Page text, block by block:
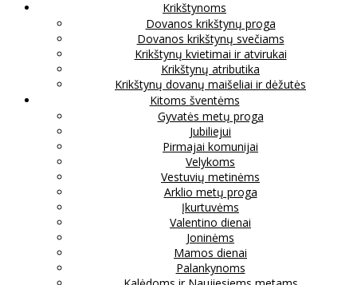
Krikštynoms
Dovanos krikštynų proga
Dovanos krikštynų svečiams
Krikštynų kvietimai ir atvirukai
Krikštynų atributika
Krikštynų dovanų maišeliai ir dėžutės
Kitoms šventėms
Gyvatės metų proga
Jubiliejui
Pirmajai komunijai
Velykoms
Vestuvių metinėms
Arklio metų proga
Įkurtuvėms
Valentino dienai
Joninėms
Mamos dienai
Palankynoms